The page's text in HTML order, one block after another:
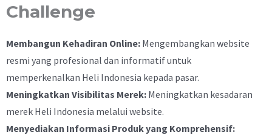
Challenge
Membangun Kehadiran Online: Mengembangkan website
resmi yang profesional dan informatif untuk
memperkenalkan Heli Indonesia kepada pasar.
Meningkatkan Visibilitas Merek: Meningkatkan kesadaran
merek Heli Indonesia melalui website.
Menyediakan Informasi Produk yang Komprehensif: